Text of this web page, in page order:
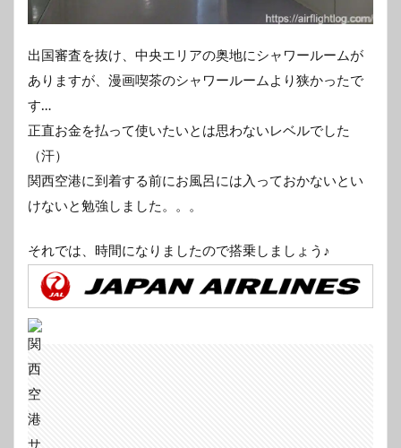
出国審査を抜け、中央エリアの奥地にシャワールームが
ありますが、漫画喫茶のシャワールームより狭かったで
す…
正直お金を払って使いたいとは思わないレベルでした
（汗）
関西空港に到着する前にお風呂には入っておかないとい
けないと勉強しました。。。
それでは、時間になりましたので搭乗しましょう♪